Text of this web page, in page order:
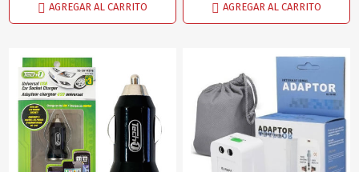
AGREGAR AL CARRITO AGREGAR AL CARRITO